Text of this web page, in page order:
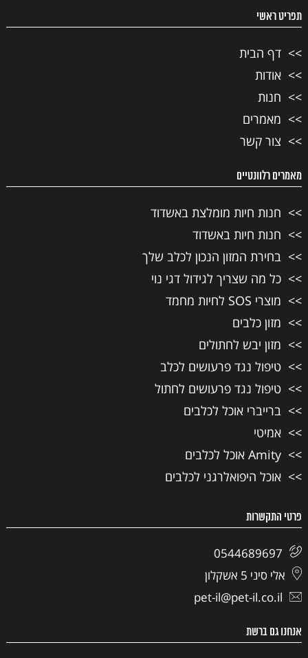
תפריט ראשי
דף הבית
אודות
חנות
מאמרים
צור קשר
מאמרים רלוונטיים
חנות חיות מומלצת באשדוד
חנות חיות באשדוד
בחירת המזון הנכון לכלב שלך
כל מה שצריך לגידול דגי נוי
מוצרי SOS לחיות מחמד
מזון כלבים
מזון יבש לחתולים
טיפול נגד פרעושים לכלב
טיפול נגד פרעושים לחתול
ברייברי אוכל לכלבים
אמיטי
Amity אוכל לכלבים
אוכל היפואלרגני לכלבים
פרטי התקשרות
0544689697
אלי סיני 5 אשקלון
pet-il@pet-il.co.il
אנחנו גם ברשת